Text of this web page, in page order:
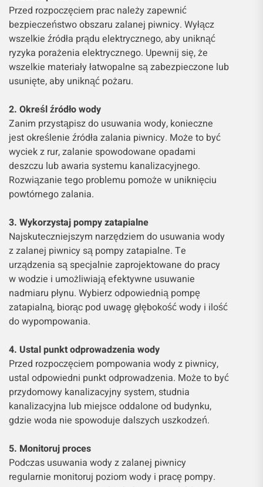
Przed rozpoczęciem prac należy zapewnić
bezpieczeństwo obszaru zalanej piwnicy. Wyłącz
wszelkie źródła prądu elektrycznego, aby uniknąć
ryzyka porażenia elektrycznego. Upewnij się, że
wszelkie materiały łatwopalne są zabezpieczone lub
usunięte, aby uniknąć pożaru.
2. Określ źródło wody
Zanim przystąpisz do usuwania wody, konieczne
jest określenie źródła zalania piwnicy. Może to być
wyciek z rur, zalanie spowodowane opadami
deszczu lub awaria systemu kanalizacyjnego.
Rozwiązanie tego problemu pomoże w uniknięciu
powtórnego zalania.
3. Wykorzystaj pompy zatapialne
Najskuteczniejszym narzędziem do usuwania wody
z zalanej piwnicy są pompy zatapialne. Te
urządzenia są specjalnie zaprojektowane do pracy
w wodzie i umożliwiają efektywne usuwanie
nadmiaru płynu. Wybierz odpowiednią pompę
zatapialną, biorąc pod uwagę głębokość wody i ilość
do wypompowania.
4. Ustal punkt odprowadzenia wody
Przed rozpoczęciem pompowania wody z piwnicy,
ustal odpowiedni punkt odprowadzenia. Może to być
przydomowy kanalizacyjny system, studnia
kanalizacyjna lub miejsce oddalone od budynku,
gdzie woda nie spowoduje dalszych uszkodzeń.
5. Monitoruj proces
Podczas usuwania wody z zalanej piwnicy
regularnie monitoruj poziom wody i pracę pompy.